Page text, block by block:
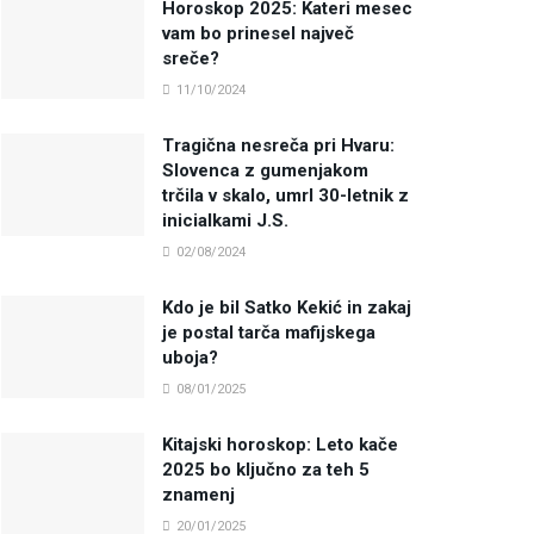
Horoskop 2025: Kateri mesec
vam bo prinesel največ
sreče?
11/10/2024
Tragična nesreča pri Hvaru:
Slovenca z gumenjakom
trčila v skalo, umrl 30-letnik z
inicialkami J.S.
02/08/2024
Kdo je bil Satko Kekić in zakaj
je postal tarča mafijskega
uboja?
08/01/2025
Kitajski horoskop: Leto kače
2025 bo ključno za teh 5
znamenj
20/01/2025